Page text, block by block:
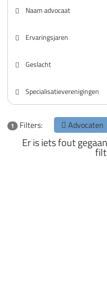
Naam advocaat
Ervaringsjaren
Geslacht
Specialisatieverenigingen
1 Filters: Advocaten
Er is iets fout